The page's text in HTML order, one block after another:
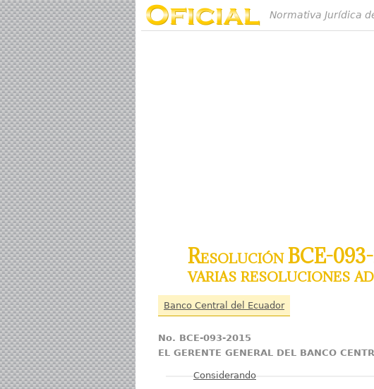
Normativa Jurídica
Resolución BCE-
varias resoluciones
Banco Central del Ecuador
No. BCE-093-2015
EL GERENTE GENERAL DEL BANCO
Mostrar
Considerando